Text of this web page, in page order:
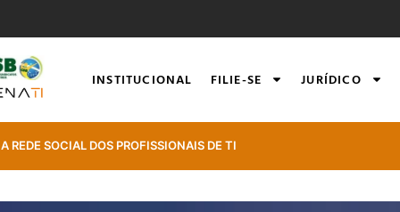
INSTITUCIONAL FILIE-SE JURÍDICO
A REDE SOCIAL DOS PROFISSIONAIS DE TI